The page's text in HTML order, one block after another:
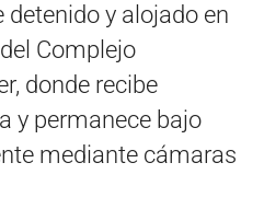
detenido y alojado en
Complejo
donde recibe
y permanece bajo
mediante cámaras